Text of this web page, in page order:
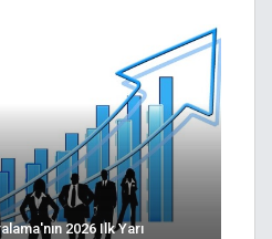
2026 Ilk Yarı